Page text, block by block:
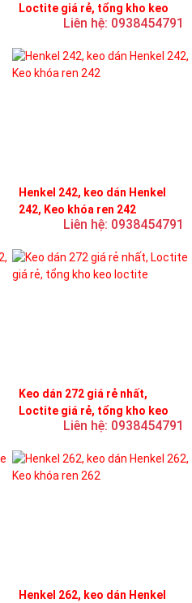
Loctite giá rẻ, tổng kho keo
Liên hệ: 0938454791
Henkel 242, keo dán Henkel
242, Keo khóa ren 242
Liên hệ: 0938454791
Keo dán 272 giá rẻ nhất,
Loctite giá rẻ, tổng kho keo
Liên hệ: 0938454791
Henkel 262, keo dán Henkel